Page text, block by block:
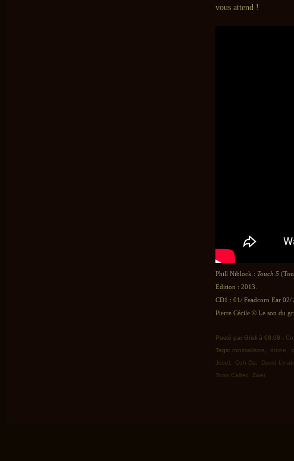
vous attend !
Phill Niblock : Touch 5
Edition : 2013.
CD1 : 01/ Feadcorn Ear
Pierre Cécile © Le son du
Posté par Grisli à 08:08 -
Tags: minimalisme drone
Josel
Coh Da David
Toon Callier, Zwer